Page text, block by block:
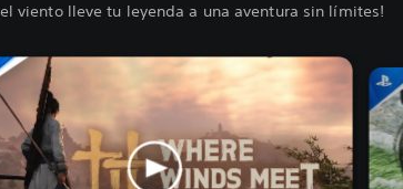
el viento lleve tu leyenda a una aventura sin límites!